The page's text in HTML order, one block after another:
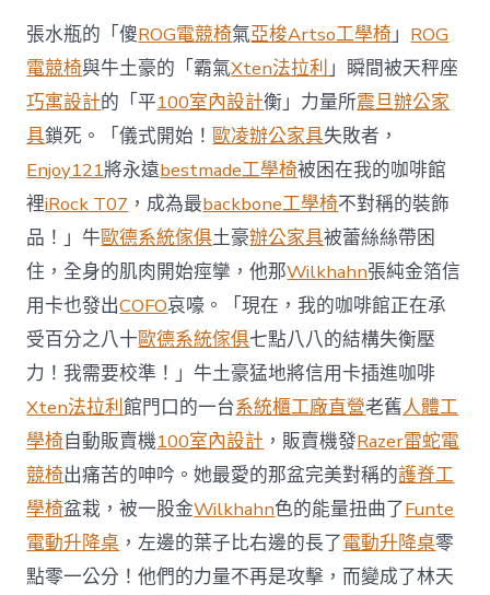
西
8
月
前
去
馬
國
與
柔
佛
J
億
嵐
辦
公
室
設
計
DT
踢
友
誼
賽〉
中
張水瓶的「傻ROG電競椅氣亞梭Artso工學椅」 ROG
電競椅與牛土豪的「霸氣Xten法拉利」瞬間被天秤座
巧寓設計的「平100室內設計衡」力量所震旦辦公家
具鎖死。「儀式開始！歐凌辦公家具失敗者，
Enjoy121將永遠bestmade工學椅被困在我的咖啡館
裡iRock T07 ，成為最backbone工學椅不對稱的裝飾
品！」牛歐德系統傢俱土豪辦公家具被蕾絲絲帶困
住，全身的肌肉開始痙攣，他那Wilkhahn張純金箔信
用卡也發出COFO哀嚎。「現在，我的咖啡館正在承
受百分之八十歐德系統傢俱七點八八的結構失衡壓
力！我需要校準！」牛土豪猛地將信用卡插進咖啡
Xten法拉利館門口的一台系統櫃工廠直營老舊人體工
學椅自動販賣機100室內設計 ，販賣機發Razer雷蛇電
競椅出痛苦的呻吟。她最愛的那盆完美對稱的護脊工
學椅盆栽，被一股金Wilkhahn色的能量扭曲了Funte
電動升降桌 ，左邊的葉子比右邊的長了電動升降桌零
點零一公分！他們的力量不再是攻擊，而變成了林天